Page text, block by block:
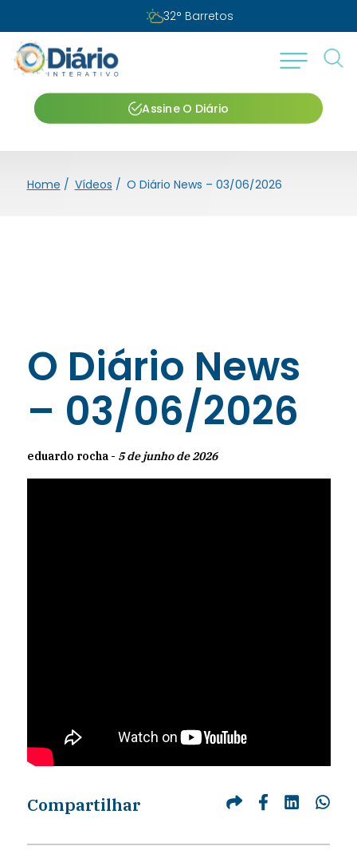
32° Barretos
Assine O Diário
Home / Vídeos / O Diário News – 03/06/2026
O Diário News
– 03/06/2026
eduardo rocha - 5 de junho de 2026
Compartilhar